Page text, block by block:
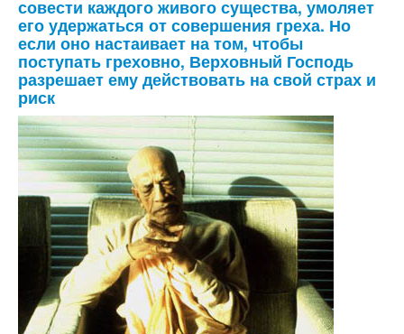
совести каждого живого существа, умоляет
его удержаться от совершения греха. Но
если оно настаивает на том, чтобы
поступать греховно, Верховный Господь
разрешает ему действовать на свой страх и
риск